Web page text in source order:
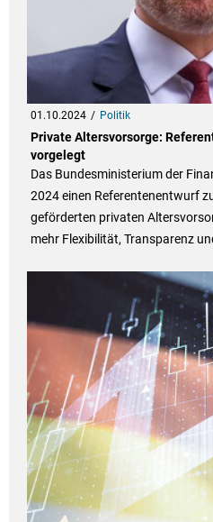
01.10.2024 Politik
Private Altersvorsorge:
vorgelegt
Das Bundesministerium der
2024 einen Referentenentwurf
geförderten privaten
mehr Flexibilität, Transparenz